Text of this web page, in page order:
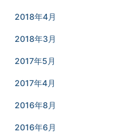
2018年4月
2018年3月
2017年5月
2017年4月
2016年8月
2016年6月